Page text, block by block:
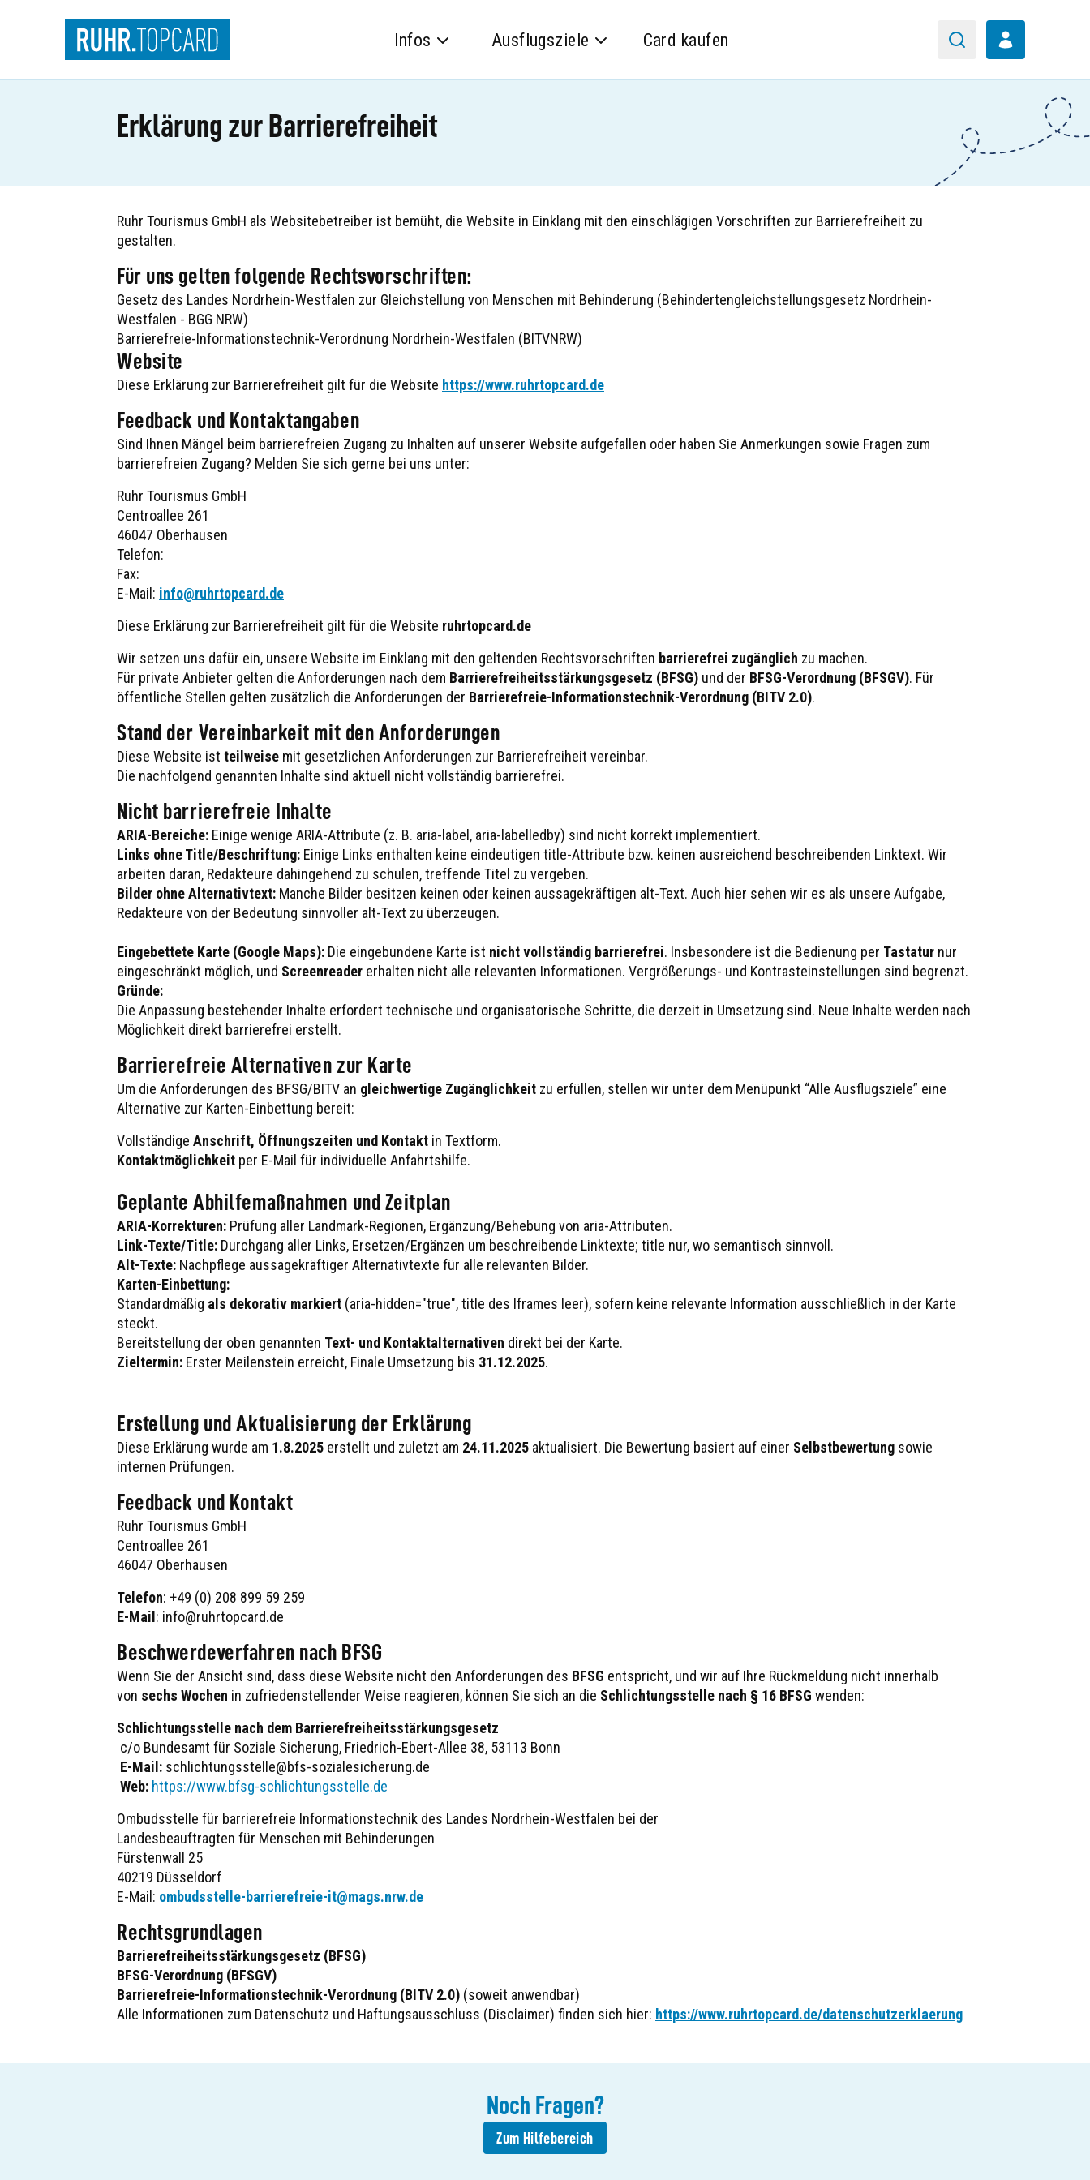
Infos Ausflugsziele Card kaufen
Erklärung zur Barrierefreiheit
Ruhr Tourismus GmbH als Websitebetreiber ist bemüht, die Website in Einklang mit den einschlägigen Vorschriften zur Barrierefreiheit zu
gestalten.
Für uns gelten folgende Rechtsvorschriften:
Gesetz des Landes Nordrhein-Westfalen zur Gleichstellung von Menschen mit Behinderung (Behindertengleichstellungsgesetz Nordrhein-
Westfalen - BGG NRW)
Barrierefreie-Informationstechnik-Verordnung Nordrhein-Westfalen (BITVNRW)
Website
Diese Erklärung zur Barrierefreiheit gilt für die Website https://www.ruhrtopcard.de
Feedback und Kontaktangaben
Sind Ihnen Mängel beim barrierefreien Zugang zu Inhalten auf unserer Website aufgefallen oder haben Sie Anmerkungen sowie Fragen zum
barrierefreien Zugang? Melden Sie sich gerne bei uns unter:
Ruhr Tourismus GmbH
Centroallee 261
46047 Oberhausen
Telefon:
Fax:
E-Mail: info@ruhrtopcard.de
Diese Erklärung zur Barrierefreiheit gilt für die Website ruhrtopcard.de
Wir setzen uns dafür ein, unsere Website im Einklang mit den geltenden Rechtsvorschriften barrierefrei zugänglich zu machen.
Für private Anbieter gelten die Anforderungen nach dem Barrierefreiheitsstärkungsgesetz (BFSG) und der BFSG-Verordnung (BFSGV). Für
öffentliche Stellen gelten zusätzlich die Anforderungen der Barrierefreie-Informationstechnik-Verordnung (BITV 2.0).
Stand der Vereinbarkeit mit den Anforderungen
Diese Website ist teilweise mit gesetzlichen Anforderungen zur Barrierefreiheit vereinbar.
Die nachfolgend genannten Inhalte sind aktuell nicht vollständig barrierefrei.
Nicht barrierefreie Inhalte
ARIA-Bereiche: Einige wenige ARIA-Attribute (z. B. aria-label, aria-labelledby) sind nicht korrekt implementiert.
Links ohne Title/Beschriftung: Einige Links enthalten keine eindeutigen title-Attribute bzw. keinen ausreichend beschreibenden Linktext. Wir
arbeiten daran, Redakteure dahingehend zu schulen, treffende Titel zu vergeben.
Bilder ohne Alternativtext: Manche Bilder besitzen keinen oder keinen aussagekräftigen alt-Text. Auch hier sehen wir es als unsere Aufgabe,
Redakteure von der Bedeutung sinnvoller alt-Text zu überzeugen.
Eingebettete Karte (Google Maps): Die eingebundene Karte ist nicht vollständig barrierefrei. Insbesondere ist die Bedienung per Tastatur nur
eingeschränkt möglich, und Screenreader erhalten nicht alle relevanten Informationen. Vergrößerungs- und Kontrasteinstellungen sind begrenzt.
Gründe:
Die Anpassung bestehender Inhalte erfordert technische und organisatorische Schritte, die derzeit in Umsetzung sind. Neue Inhalte werden nach
Möglichkeit direkt barrierefrei erstellt.
Barrierefreie Alternativen zur Karte
Um die Anforderungen des BFSG/BITV an gleichwertige Zugänglichkeit zu erfüllen, stellen wir unter dem Menüpunkt “Alle Ausflugsziele” eine
Alternative zur Karten-Einbettung bereit:
Vollständige Anschrift, Öffnungszeiten und Kontakt in Textform.
Kontaktmöglichkeit per E-Mail für individuelle Anfahrtshilfe.
Geplante Abhilfemaßnahmen und Zeitplan
ARIA-Korrekturen: Prüfung aller Landmark-Regionen, Ergänzung/Behebung von aria-Attributen.
Link-Texte/Title: Durchgang aller Links, Ersetzen/Ergänzen um beschreibende Linktexte; title nur, wo semantisch sinnvoll.
Alt-Texte: Nachpflege aussagekräftiger Alternativtexte für alle relevanten Bilder.
Karten-Einbettung:
Standardmäßig als dekorativ markiert (aria-hidden="true", title des Iframes leer), sofern keine relevante Information ausschließlich in der Karte
steckt.
Bereitstellung der oben genannten Text- und Kontaktalternativen direkt bei der Karte.
Zieltermin: Erster Meilenstein erreicht, Finale Umsetzung bis 31.12.2025.
Erstellung und Aktualisierung der Erklärung
Diese Erklärung wurde am 1.8.2025 erstellt und zuletzt am 24.11.2025 aktualisiert. Die Bewertung basiert auf einer Selbstbewertung sowie
internen Prüfungen.
Feedback und Kontakt
Ruhr Tourismus GmbH
Centroallee 261
46047 Oberhausen
Telefon: +49 (0) 208 899 59 259
E-Mail : info@ruhrtopcard.de
Beschwerdeverfahren nach BFSG
Wenn Sie der Ansicht sind, dass diese Website nicht den Anforderungen des BFSG entspricht, und wir auf Ihre Rückmeldung nicht innerhalb
von sechs Wochen in zufriedenstellender Weise reagieren, können Sie sich an die Schlichtungsstelle nach § 16 BFSG wenden:
Schlichtungsstelle nach dem Barrierefreiheitsstärkungsgesetz
c/o Bundesamt für Soziale Sicherung, Friedrich-Ebert-Allee 38, 53113 Bonn
E-Mail: schlichtungsstelle@bfs-sozialesicherung.de
Web: https://www.bfsg-schlichtungsstelle.de
Ombudsstelle für barrierefreie Informationstechnik des Landes Nordrhein-Westfalen bei der
Landesbeauftragten für Menschen mit Behinderungen
Fürstenwall 25
40219 Düsseldorf
E-Mail: ombudsstelle-barrierefreie-it@mags.nrw.de
Rechtsgrundlagen
Barrierefreiheitsstärkungsgesetz (BFSG)
BFSG-Verordnung (BFSGV)
Barrierefreie-Informationstechnik-Verordnung (BITV 2.0) (soweit anwendbar)
Alle Informationen zum Datenschutz und Haftungsausschluss (Disclaimer) finden sich hier: https://www.ruhrtopcard.de/datenschutzerklaerung
Noch Fragen?
Zum Hilfebereich